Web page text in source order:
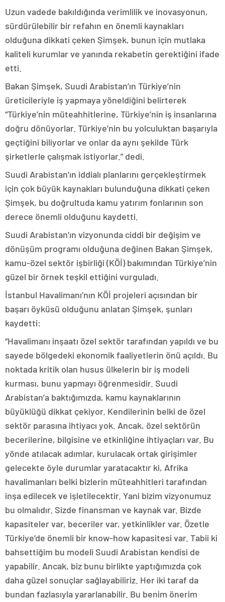
Uzun vadede bakıldığında verimlilik ve inovasyonun,
sürdürülebilir bir refahın en önemli kaynakları
olduğuna dikkati çeken Şimşek, bunun için mutlaka
kaliteli kurumlar ve yanında rekabetin gerektiğini ifade
etti.
Bakan Şimşek, Suudi Arabistan’ın Türkiye’nin
üreticileriyle iş yapmaya yöneldiğini belirterek
“Türkiye’nin müteahhitlerine, Türkiye’nin iş insanlarına
doğru dönüyorlar. Türkiye’nin bu yolculuktan başarıyla
geçtiğini biliyorlar ve onlar da aynı şekilde Türk
şirketlerle çalışmak istiyorlar.” dedi.
Suudi Arabistan’ın iddialı planlarını gerçekleştirmek
için çok büyük kaynakları bulunduğuna dikkati çeken
Şimşek, bu doğrultuda kamu yatırım fonlarının son
derece önemli olduğunu kaydetti.
Suudi Arabistan’ın vizyonunda ciddi bir değişim ve
dönüşüm programı olduğuna değinen Bakan Şimşek,
kamu-özel sektör işbirliği (KÖİ) bakımından Türkiye’nin
güzel bir örnek teşkil ettiğini vurguladı.
İstanbul Havalimanı’nın KÖİ projeleri açısından bir
başarı öyküsü olduğunu anlatan Şimşek, şunları
kaydetti:
“Havalimanı inşaatı özel sektör tarafından yapıldı ve bu
sayede bölgedeki ekonomik faaliyetlerin önü açıldı. Bu
noktada kritik olan husus ülkelerin bir iş modeli
kurması, bunu yapmayı öğrenmesidir. Suudi
Arabistan’a baktığımızda, kamu kaynaklarının
büyüklüğü dikkat çekiyor. Kendilerinin belki de özel
sektör parasına ihtiyacı yok. Ancak, özel sektörün
becerilerine, bilgisine ve etkinliğine ihtiyaçları var. Bu
yönde atılacak adımlar, kurulacak ortak girişimler
gelecekte öyle durumlar yaratacaktır ki, Afrika
havalimanları belki bizlerin müteahhitleri tarafından
inşa edilecek ve işletilecektir. Yani bizim vizyonumuz
bu olmalıdır. Sizde finansman ve kaynak var. Bizde
kapasiteler var, beceriler var, yetkinlikler var. Özetle
Türkiye’de önemli bir know-how kapasitesi var. Tabii ki
bahsettiğim bu modeli Suudi Arabistan kendisi de
yapabilir. Ancak, biz bunu birlikte yaptığımızda çok
daha güzel sonuçlar sağlayabiliriz. Her iki taraf da
bundan fazlasıyla yararlanabilir. Bu benim önerim